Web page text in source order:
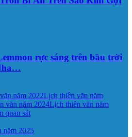
rực sáng trên bầu trời
năm 2022Lịch thiên văn năm
văn năm 2024Lịch thiên văn năm
quan sát
năm 2025